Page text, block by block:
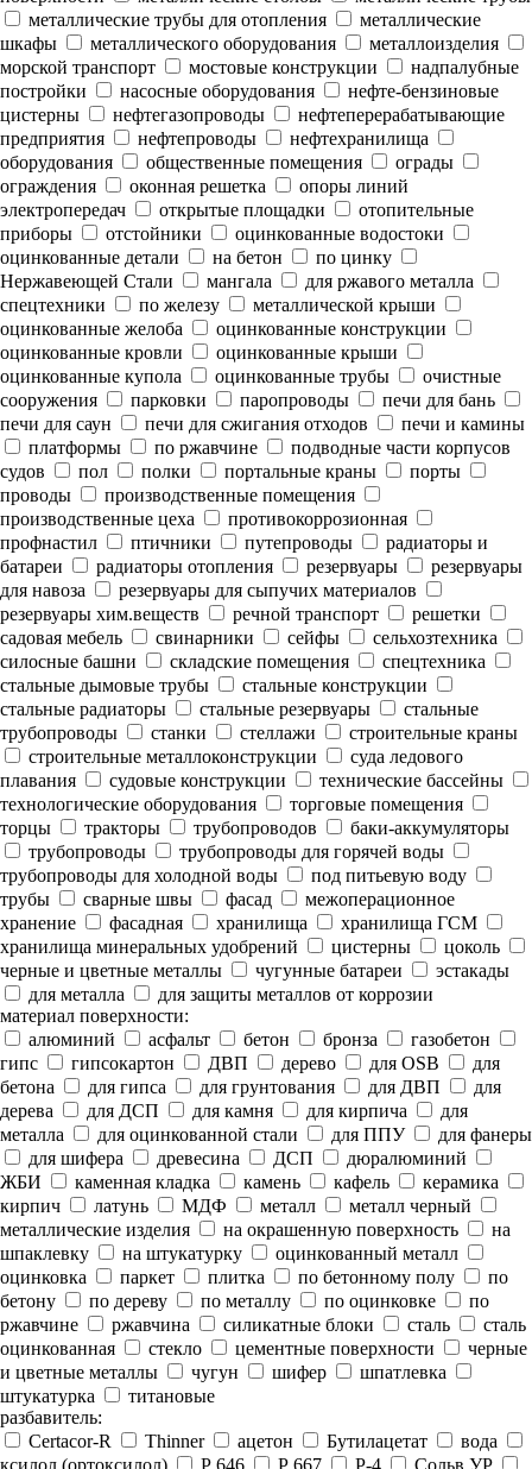
металлические трубы для отопления
металлические
шкафы
металлического оборудования
металлоизделия
морской транспорт
мостовые конструкции
надпалубные
постройки
насосные оборудования
нефте-бензиновые
цистерны
нефтегазопроводы
нефтеперерабатывающие
предприятия
нефтепроводы
нефтехранилища
оборудования
общественные помещения
ограды
ограждения
оконная решетка
опоры линий
электропередач
открытые площадки
отопительные
приборы
отстойники
оцинкованные водостоки
оцинкованные детали
на бетон
по цинку
Нержавеющей Стали
мангала
для ржавого металла
спецтехники
по железу
металлической крыши
оцинкованные желоба
оцинкованные конструкции
оцинкованные кровли
оцинкованные крыши
оцинкованные купола
оцинкованные трубы
очистные
сооружения
парковки паропроводы
печи для бань
печи для саун
печи для сжигания отходов
печи и камины
платформы
по ржавчине
подводные части корпусов
судов
пол полки портальные краны
порты
проводы
производственные помещения
производственные цеха
противокоррозионная
профнастил
птичники путепроводы
радиаторы и
батареи
радиаторы отопления резервуары
резервуары
для навоза
резервуары для сыпучих материалов
резервуары хим.веществ
речной транспорт
решетки
садовая мебель
свинарники сейфы
сельхозтехника
силосные башни
складские помещения
спецтехника
стальные дымовые трубы
стальные конструкции
стальные радиаторы
стальные резервуары
стальные
трубопроводы
станки стеллажи
строительные краны
строительные металлоконструкции
суда ледового
плавания
судовые конструкции
технические бассейны
технологические оборудования
торговые помещения
торцы
тракторы трубопроводов
баки-аккумуляторы
трубопроводы
трубопроводы для горячей воды
трубопроводы для холодной воды
под питьевую воду
трубы
сварные швы фасад
межоперационное
хранение
фасадная хранилища
хранилища ГСМ
хранилища минеральных удобрений
цистерны
цоколь
черные и цветные металлы
чугунные батареи
эстакады
для металла
для защиты металлов от коррозии
материал поверхности:
алюминий
асфальт бетон бронза
газобетон
гипс
гипсокартон ДВП дерево для OSB
для
бетона
для гипса для грунтования для ДВП
для
дерева
для ДСП для камня для кирпича
для
металла
для оцинкованной стали для ППУ
для фанеры
для шифера
древесина ДСП
дюралюминий
ЖБИ
каменная кладка камень кафель
керамика
кирпич
латунь МДФ металл
металл черный
металлические изделия
на окрашенную поверхность
на
шпаклевку
на штукатурку
оцинкованный металл
оцинковка
паркет плитка по бетонному полу
по
бетону
по дереву по металлу по оцинковке
по
ржавчине
ржавчина силикатные блоки сталь
сталь
оцинкованная
стекло цементные поверхности
черные
и цветные металлы
чугун шифер
шпатлевка
штукатурка
титановые
разбавитель:
Certacor-R
Thinner ацетон Бутилацетат
вода
ксилол (ортоксилол)
Р 646 Р 667 Р-4
Сольв УР